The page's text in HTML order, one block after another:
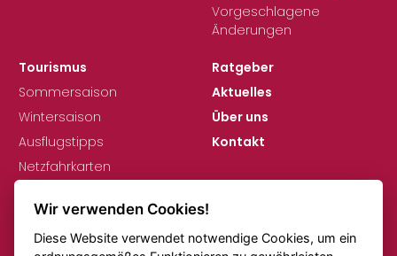
Vorgeschlagene
Änderungen
Tourismus
Sommersaison
Wintersaison
Ausflugstipps
Netzfahrkarten
Ratgeber
Aktuelles
Über uns
Kontakt
Wir verwenden Cookies!
Diese Website verwendet notwendige Cookies, um ein